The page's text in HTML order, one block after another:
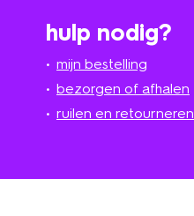
hulp nodig?
mijn bestelling
bezorgen of afhalen
ruilen en retourneren